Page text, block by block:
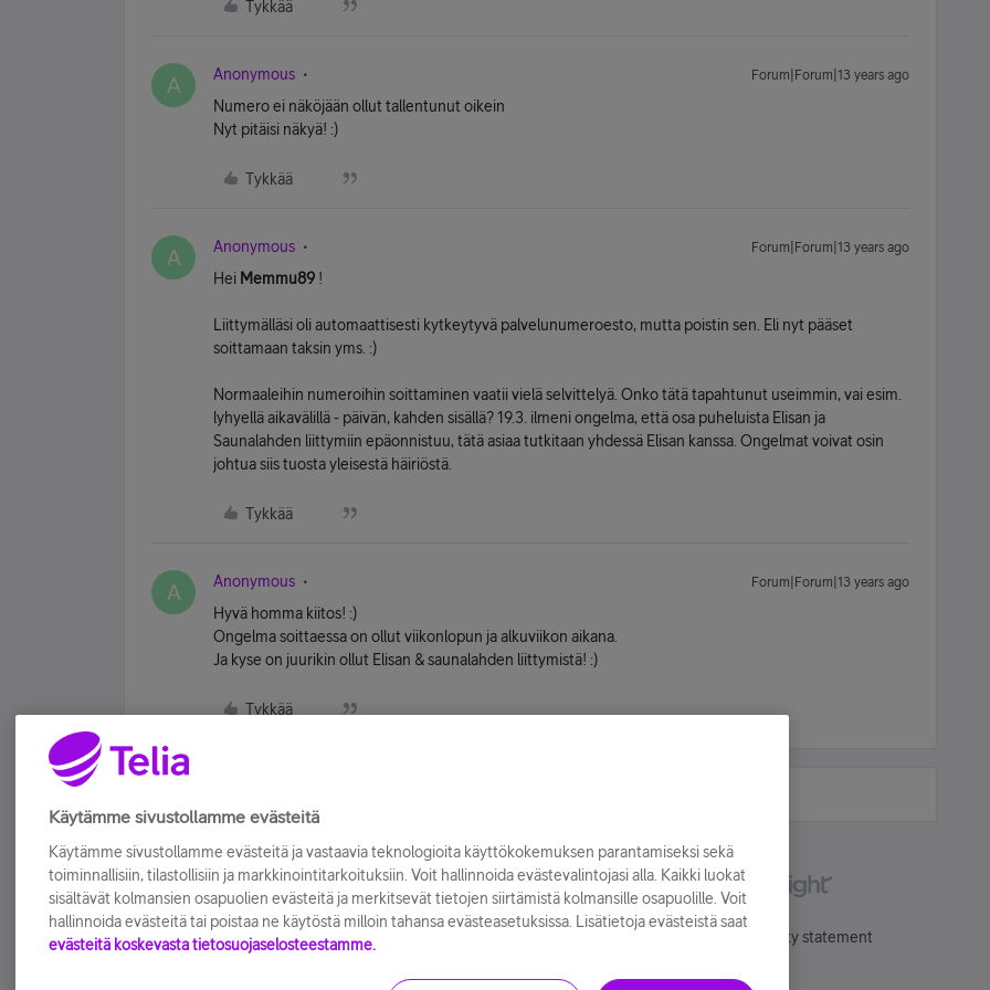
Tykkää
A Anonymous Forum|Forum|13 years ago
Numero ei näköjään ollut tallentunut oikein
Nyt pitäisi näkyä! :)
Tykkää
A Anonymous Forum|Forum|13 years ago
Hei Memmu89 !
Liittymälläsi oli automaattisesti kytkeytyvä palvelunumeroesto, mutta poistin sen. Eli nyt pääset
soittamaan taksin yms. :)
Normaaleihin numeroihin soittaminen vaatii vielä selvittelyä. Onko tätä tapahtunut useimmin, vai esim.
lyhyellä aikavälillä - päivän, kahden sisällä? 19.3. ilmeni ongelma, että osa puheluista Elisan ja
Saunalahden liittymiin epäonnistuu, tätä asiaa tutkitaan yhdessä Elisan kanssa. Ongelmat voivat osin
johtua siis tuosta yleisestä häiriöstä.
Tykkää
A Anonymous Forum|Forum|13 years ago
Hyvä homma kiitos! :)
Ongelma soittaessa on ollut viikonlopun ja alkuviikon aikana.
Ja kyse on juurikin ollut Elisan & saunalahden liittymistä! :)
Tykkää
Accessibility statement
Käytämme sivustollamme evästeitä
Käytämme sivustollamme evästeitä ja vastaavia teknologioita käyttökokemuksen parantamiseksi sekä
toiminnallisiin, tilastollisiin ja markkinointitarkoituksiin. Voit hallinnoida evästevalintojasi alla. Kaikki luokat
sisältävät kolmansien osapuolien evästeitä ja merkitsevät tietojen siirtämistä kolmansille osapuolille. Voit
hallinnoida evästeitä tai poistaa ne käytöstä milloin tahansa evästeasetuksissa. Lisätietoja evästeistä saat
evästeitä koskevasta tietosuojaselosteestamme.